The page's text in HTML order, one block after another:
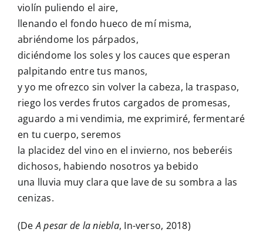
violín puliendo el aire,
llenando el fondo hueco de mí misma,
abriéndome los párpados,
diciéndome los soles y los cauces que esperan
palpitando entre tus manos,
y yo me ofrezco sin volver la cabeza, la traspaso,
riego los verdes frutos cargados de promesas,
aguardo a mi vendimia, me exprimiré, fermentaré
en tu cuerpo, seremos
la placidez del vino en el invierno, nos beberéis
dichosos, habiendo nosotros ya bebido
una lluvia muy clara que lave de su sombra a las
cenizas.
(DeA pesar de la niebla, In-verso, 2018)